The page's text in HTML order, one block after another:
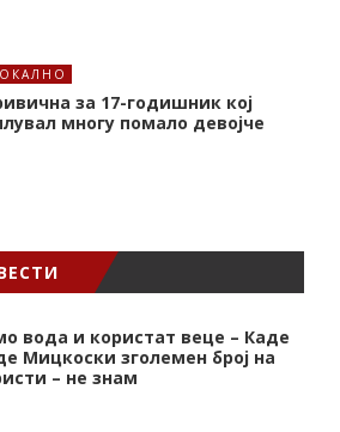
за 17-годишник кој
многу помало девојче
вода и користат веце – Каде
Мицкоски зголемен број на
– не знам